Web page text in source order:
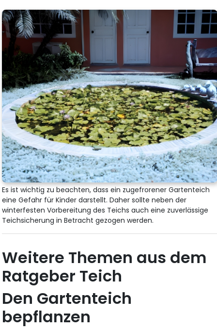
Es ist wichtig zu beachten, dass ein zugefrorener Gartenteich
eine Gefahr für Kinder darstellt. Daher sollte neben der
winterfesten Vorbereitung des Teichs auch eine zuverlässige
Teichsicherung in Betracht gezogen werden.
Weitere Themen aus dem
Ratgeber Teich
Den Gartenteich
bepflanzen